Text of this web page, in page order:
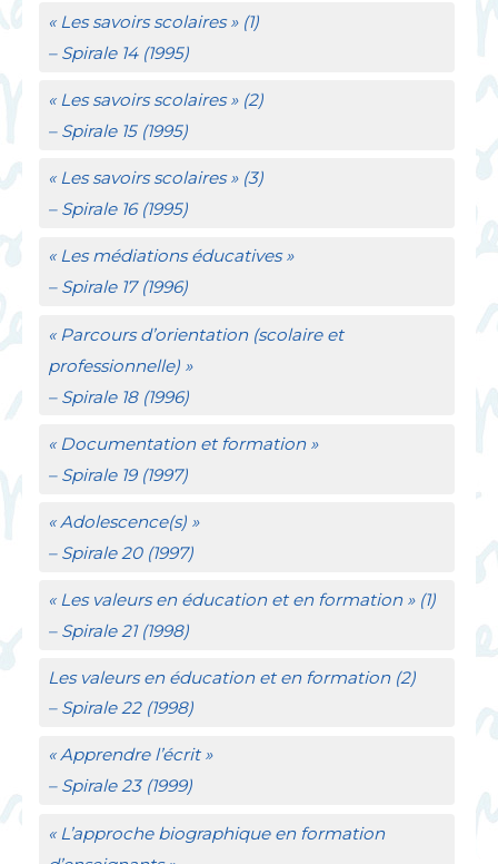
« Les savoirs scolaires » (1)
– Spirale14 (1995)
« Les savoirs scolaires » (2)
– Spirale15 (1995)
« Les savoirs scolaires » (3)
– Spirale16 (1995)
« Les médiations éducatives »
– Spirale17 (1996)
« Parcours d’orientation (scolaire et
professionnelle) »
– Spirale18 (1996)
« Documentation et formation »
– Spirale19 (1997)
« Adolescence(s) »
– Spirale20 (1997)
« Les valeurs en éducation et en formation » (1)
– Spirale21 (1998)
Les valeurs en éducation et en formation (2)
–Spirale22 (1998)
« Apprendre l’écrit »
– Spirale23 (1999)
« L’approche biographique en formation